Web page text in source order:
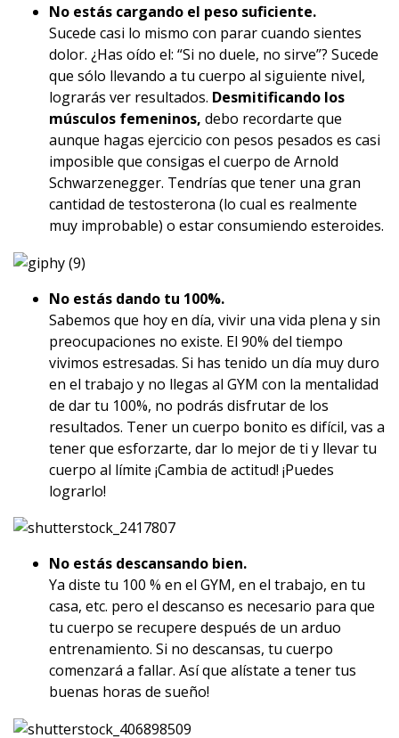
No estás cargando el peso suficiente.
Sucede casi lo mismo con parar cuando sientes
dolor. ¿Has oído el: “Si no duele, no sirve”? Sucede
que sólo llevando a tu cuerpo al siguiente nivel,
lograrás ver resultados. Desmitificando los
músculos femeninos, debo recordarte que
aunque hagas ejercicio con pesos pesados es casi
imposible que consigas el cuerpo de Arnold
Schwarzenegger. Tendrías que tener una gran
cantidad de testosterona (lo cual es realmente
muy improbable) o estar consumiendo esteroides.
No estás dando tu 100%.
Sabemos que hoy en día, vivir una vida plena y sin
preocupaciones no existe. El 90% del tiempo
vivimos estresadas. Si has tenido un día muy duro
en el trabajo y no llegas al GYM con la mentalidad
de dar tu 100%, no podrás disfrutar de los
resultados. Tener un cuerpo bonito es difícil, vas a
tener que esforzarte, dar lo mejor de ti y llevar tu
cuerpo al límite ¡Cambia de actitud! ¡Puedes
lograrlo!
No estás descansando bien.
Ya diste tu 100 % en el GYM, en el trabajo, en tu
casa, etc. pero el descanso es necesario para que
tu cuerpo se recupere después de un arduo
entrenamiento. Si no descansas, tu cuerpo
comenzará a fallar. Así que alístate a tener tus
buenas horas de sueño!